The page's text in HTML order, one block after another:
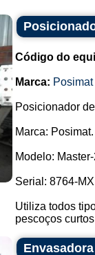
Código do
Marca: Posimat
Posicionador
Marca: Posimat.
Modelo:
Serial: 8764-
Utiliza todos
pescoços